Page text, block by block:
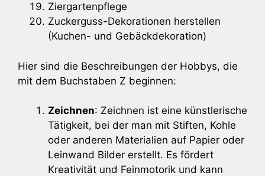
Ziergartenpflege
Zuckerguss-Dekorationen herstellen
(Kuchen- und Gebäckdekoration)
Hier sind die Beschreibungen der Hobbys, die
mit dem Buchstaben Z beginnen:
Zeichnen: Zeichnen ist eine künstlerische
Tätigkeit, bei der man mit Stiften, Kohle
oder anderen Materialien auf Papier oder
Leinwand Bilder erstellt. Es fördert
Kreativität und Feinmotorik und kann